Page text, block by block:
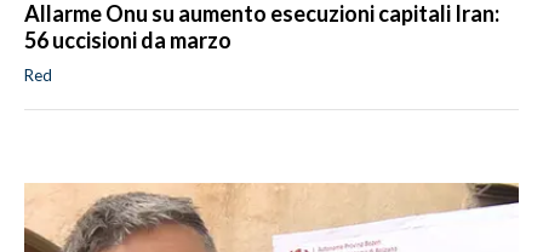
Allarme Onu su aumento esecuzioni capitali Iran:
56 uccisioni da marzo
Red